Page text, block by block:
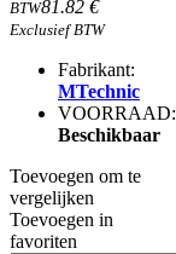
BTW81.82 €
Exclusief BTW
Fabrikant:
MTechnic
VOORRAAD:
Beschikbaar
Toevoegen om te
vergelijken
Toevoegen in
favoriten